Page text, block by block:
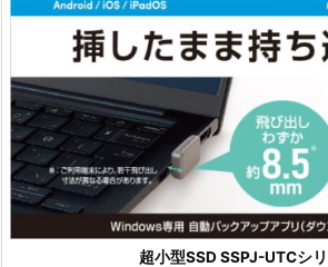
超小型SSD SSPJ-UTCシ